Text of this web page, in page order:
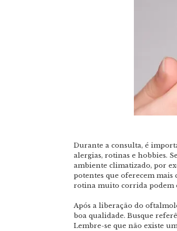
Durante a consulta, é
alergias, rotinas e hobbies.
ambiente climatizado, por
potentes que oferecem mais
rotina muito corrida podem
Após a liberação do
boa qualidade. Busque
Lembre-se que não existe